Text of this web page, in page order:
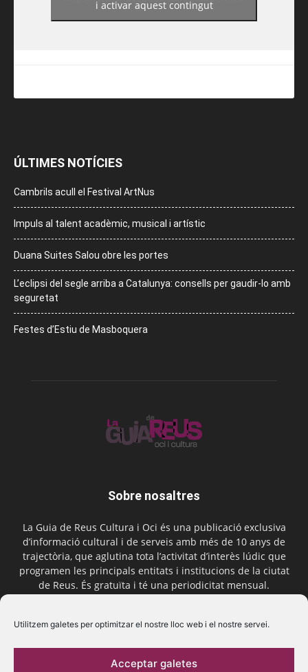
Utilitzem galetes per optimitzar el nostre lloc web i el nostre servei.
Acceptar galetes
i activar aquest contingut
ÚLTIMES NOTÍCIES
Cambrils acull el Festival ArtNus
Impuls al talent acadèmic, musical i artístic
Duana Suites Salou obre les portes
L’eclipsi del segle arriba a Catalunya: consells per gaudir-lo amb
seguretat
Festes d’Estiu de Masboquera
Sobre nosaltres
La Guia de Reus Cultura i Oci és una publicació exclusiva
d’informació cultural i de serveis amb més de 10 anys de
trajectòria, que aglutina tota l’activitat d’interès lúdic que
programen les principals entitats i institucions de la ciutat
de Reus. És gratuïta i té una periodicitat mensual.
Segueix-nos